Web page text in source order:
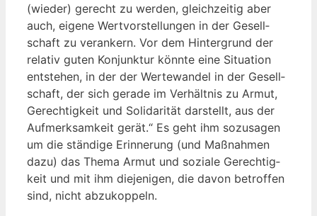
(wie­der) gerecht zu wer­den, gleich­zei­tig aber
auch, eige­ne Wert­vor­stel­lun­gen in der Gesell­
schaft zu ver­an­kern. Vor dem Hin­ter­grund der
rela­tiv guten Kon­junk­tur könn­te eine Situa­ti­on
ent­ste­hen, in der der Wer­te­wan­del in der Gesell­
schaft, der sich gera­de im Ver­hält­nis zu Armut,
Gerech­tig­keit und Soli­da­ri­tät dar­stellt, aus der
Auf­merk­sam­keit gerät.“ Es geht ihm sozu­sa­gen
um die stän­di­ge Erin­ne­rung (und Maß­nah­men
dazu) das The­ma Armut und sozia­le Gerech­tig­
keit und mit ihm die­je­ni­gen, die davon betrof­fen
sind, nicht abzukoppeln.